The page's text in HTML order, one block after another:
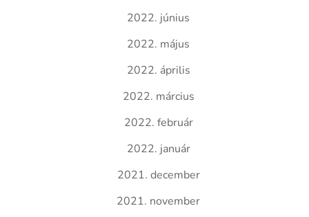
2022. június
2022. május
2022. április
2022. március
2022. február
2022. január
2021. december
2021. november